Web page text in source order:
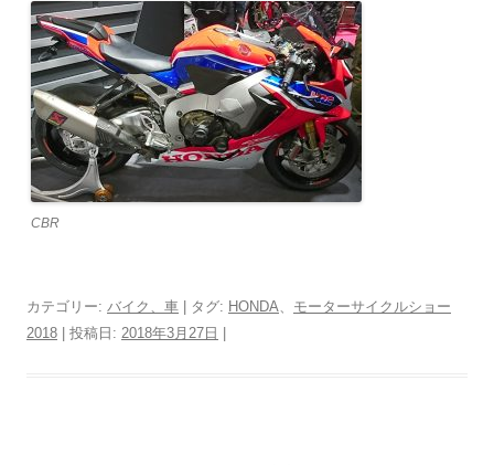
CBR
カテゴリー: バイク、車 | タグ: HONDA、 モーターサイクルショー
2018 | 投稿日: 2018年3月27日